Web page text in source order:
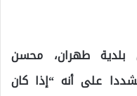
طهران، محسن
على أنه “إذا كان